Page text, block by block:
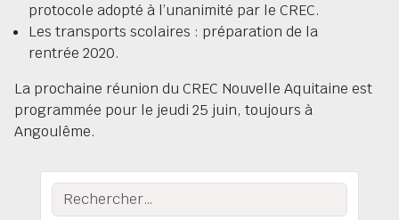
protocole adopté à l’unanimité par le CREC.
Les transports scolaires : préparation de la
rentrée 2020.
La prochaine réunion du CREC Nouvelle Aquitaine est
programmée pour le jeudi 25 juin, toujours à
Angoulême.
Rechercher :